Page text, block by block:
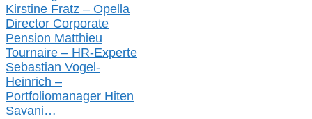
Kirstine Fratz – Opella
Director Corporate
Pension Matthieu
Tournaire – HR-Experte
Sebastian Vogel-
Heinrich –
Portfoliomanager Hiten
Savani…